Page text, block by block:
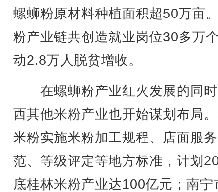
螺蛳粉原材料种植面积超50万亩
粉产业链共创造就业岗位30多万
动2.8万人脱贫增收。
在螺蛳粉产业红火发展的同
西其他米粉产业也开始谋划布局
米粉实施米粉加工规程、店面服
范、等级评定等地方标准，计划
底桂林米粉产业达100亿元；南宁